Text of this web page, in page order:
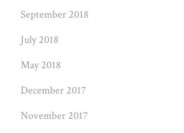
September 2018
July 2018
May 2018
December 2017
November 2017